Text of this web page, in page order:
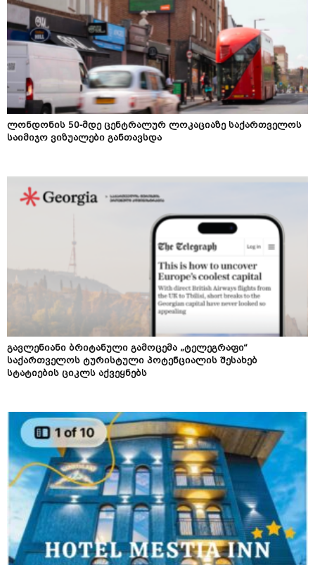
ლონდონის 50-მდე ცენტრალურ ლოკაციაზე საქართველოს
საიმიჯო ვიზუალები განთავსდა
გავლენიანი ბრიტანული გამოცემა „ტელეგრაფი“
საქართველოს ტურისტული პოტენციალის შესახებ
სტატიების ციკლს აქვეყნებს